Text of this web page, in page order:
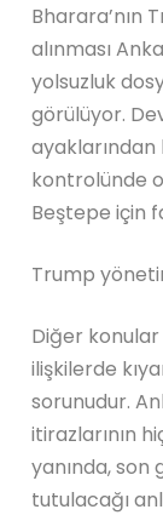
Bharara’nın
alınması
yolsuzluk
görülüyor.
ayaklarından
kontrolünde
Beştepe için
Trump
Diğer konular
ilişkilerde
sorunudur.
itirazlarının
yanında, son
tutulacağı